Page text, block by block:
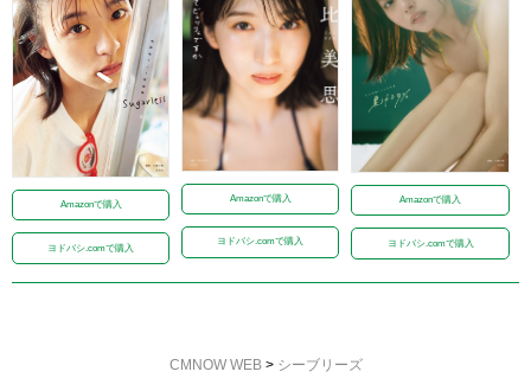
Amazonで購入
ヨドバシ.comで購入
Amazonで購入
ヨドバシ.comで購入
Amazonで購入
ヨドバシ.comで購入
CMNOW WEB> シーブリーズ